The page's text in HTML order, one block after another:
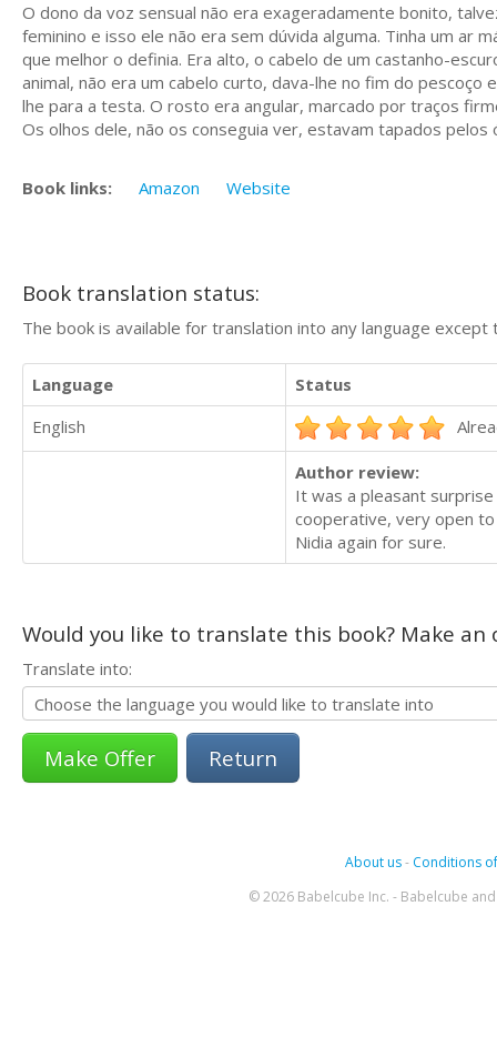
O dono da voz sensual não era exageradamente bonito,
feminino e isso ele não era sem dúvida alguma. Tinha um ar
que melhor o definia. Era alto, o cabelo de um castanho-
animal, não era um cabelo curto, dava-lhe no fim do
lhe para a testa. O rosto era angular, marcado por traços
Os olhos dele, não os conseguia ver, estavam tapados pelos
Book links: Amazon Website
Book translation status:
The book is available for translation into any language
Language
Status
English
Author review:
It was a pleasant
cooperative, very open
Nidia again for sure.
Would you like to translate this book? Make
Translate into:
Return
About us- Conditions
© 2026 Babelcube Inc. - Babelcube